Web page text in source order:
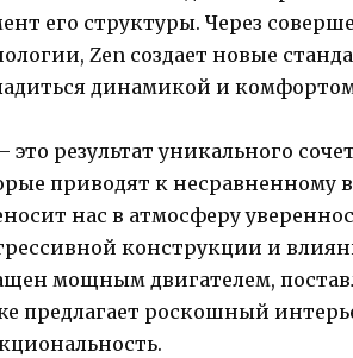
его структуры. Через
Zen создает новые
динамикой и
это результат уникального
приводят к несравненному
нас в атмосферу
конструкции и
мощным двигателем,
предлагает роскошный